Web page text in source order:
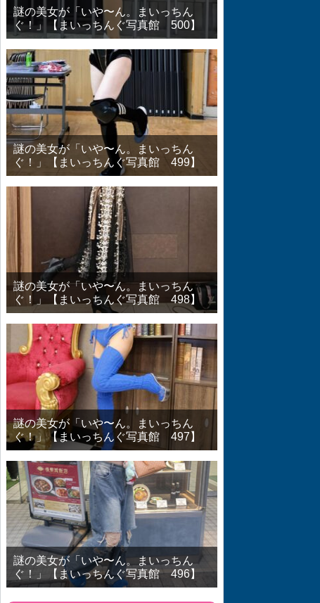
謎の美女が「いや〜ん。まいっちん
ぐ！」【まいっちんぐ写真館 500】
謎の美女が「いや〜ん。まいっちん
ぐ！」【まいっちんぐ写真館 499】
謎の美女が「いや〜ん。まいっちん
ぐ！」【まいっちんぐ写真館 498】
謎の美女が「いや〜ん。まいっちん
ぐ！」【まいっちんぐ写真館 497】
謎の美女が「いや〜ん。まいっちん
ぐ！」【まいっちんぐ写真館 496】